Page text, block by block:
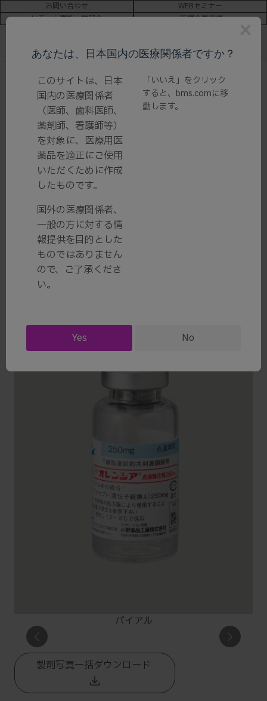
お問い合わせ
WEBセミナー
リモート面談・説明会
新規会員登録
/製品情報 / オレンシア / オレンシア点滴静注用250mg
オレンシア
オレンシア点滴静注用250mg
一般名：アバタセプト（遺伝子組換え）製剤 ｜ 薬効分類名：T細胞
製品基本情報
バイアル
製剤写真一括ダウンロード
あなたは、日本国内の医療関係者ですか？
このサイトは、日本
国内の医療関係者
（医師、歯科医師、
薬剤師、看護師等）
を対象に、医療用医
薬品を適正にご使用
いただくために作成
したものです。
国外の医療関係者、
一般の方に対する情
報提供を目的とした
ものではありません
ので、ご了承くださ
い。
「いいえ」をクリック
すると、 bms.comに移
動します。
Yes No